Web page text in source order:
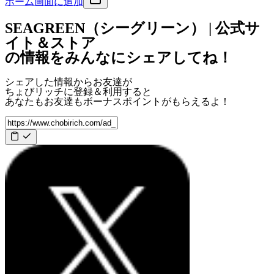
SEAGREEN（シーグリーン） | 公式サ
イト＆ストア
の情報をみんなにシェアしてね！
シェアした情報からお友達が
ちょびリッチに登録＆利用すると
あなたもお友達もボーナスポイント がもらえるよ！